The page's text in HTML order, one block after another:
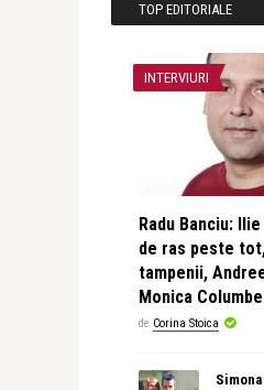
TOP EDITORIALE
INTERVIURI
Radu Banciu:
de ras peste
tampenii,
Monica
de Corina Stoica